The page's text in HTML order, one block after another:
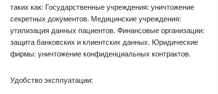
таких как: Государственные учреждения: уничтожение
секретных документов. Медицинские учреждения:
утилизация данных пациентов. Финансовые организации:
защита банковских и клиентских данных. Юридические
фирмы: уничтожение конфиденциальных контрактов.
Удобство эксплуатации: